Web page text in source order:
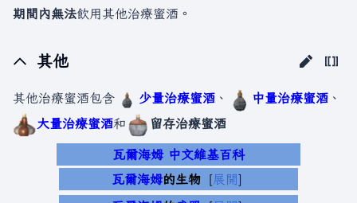
期間內無法飲用其他治療蜜酒。
其他
其他治療蜜酒包含 少量治療蜜酒 、 中量治療蜜酒 、
大量治療蜜酒和 留存治療蜜酒
瓦爾海姆 中文維基百科
瓦爾海姆的生物
展開